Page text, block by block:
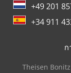
+49 201
+34 911
ก
Theisen